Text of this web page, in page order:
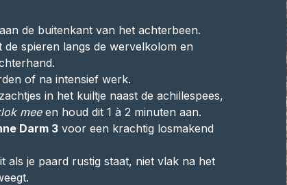
de buitenkant van het achterbeen.
de spieren langs de wervelkolom en
of na intensief werk.
in het kuiltje naast de achillespees,
meeen houd dit 1 à 2 minuten aan.
Darm 3 voor een krachtig losmakend
als je paard rustig staat, niet vlak na het